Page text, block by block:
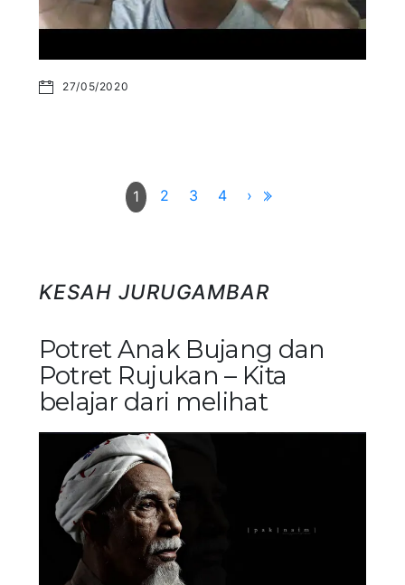
27/05/2020
1 2 3 4 ›
KESAH JURUGAMBAR
Potret Anak Bujang dan
Potret Rujukan – Kita
belajar dari melihat